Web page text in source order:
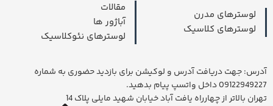
لوسترهای مدرن
لوسترهای کلاسیک
مقالات
آباژور ها
لوسترهای نئوکلاسیک
آدرس: جهت دریافت آدرس و لوکیشن برای بازدید حضوری به شماره
09122949227 داخل واتسپ پیام بدهید.
تهران بالاتر از چهارراه یافت آباد خیابان شهید مایلی پلاک 14